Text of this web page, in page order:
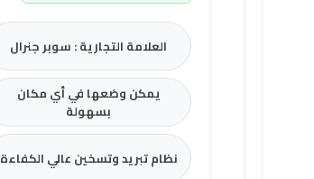
العلامة التجارية : سوبر جنرال
يمكن وضعها في أي مكان
بسهولة
نظام تبريد وتسخين عالي الكفاءة